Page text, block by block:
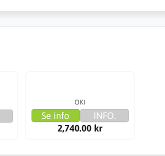
OKI
Se info
INFO.
2,740.00 kr